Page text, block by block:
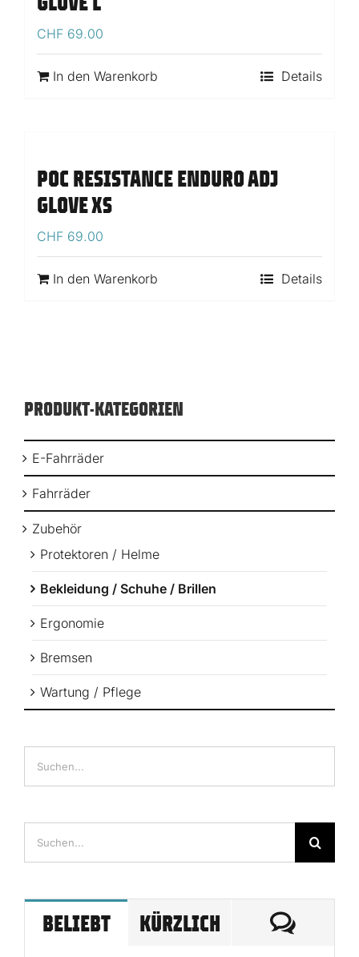
CHF 69.00
In den Warenkorb Details
POC RESISTANCE ENDURO ADJ
GLOVE XS
CHF 69.00
In den Warenkorb Details
PRODUKT-KATEGORIEN
E-Fahrräder
Fahrräder
Zubehör
Protektoren / Helme
Bekleidung / Schuhe / Brillen
Ergonomie
Bremsen
Wartung / Pflege
nach:
BELIEBT KÜRZLICH